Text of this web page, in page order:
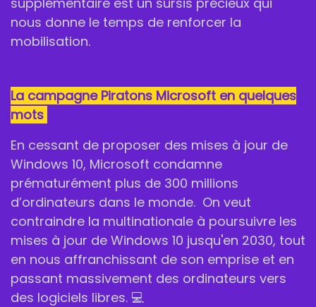
nous donne le temps de renforcer la
mobilisation.
La campagne Piratons Microsoft en quelques
mots
En cessant de proposer des mises à jour de
Windows 10, Microsoft condamne
prématurément plus de 300 millions
d’ordinateurs dans le monde. On veut
contraindre la multinationale à poursuivre les
mises à jour de Windows 10 jusqu'en 2030, tout
en nous affranchissant de son emprise et en
passant massivement des ordinateurs vers
des logiciels libres. 💻